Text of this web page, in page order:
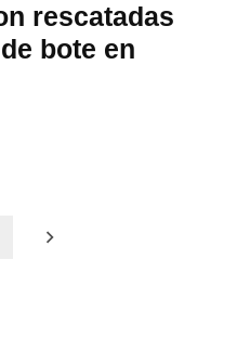
rescatadas
bote en